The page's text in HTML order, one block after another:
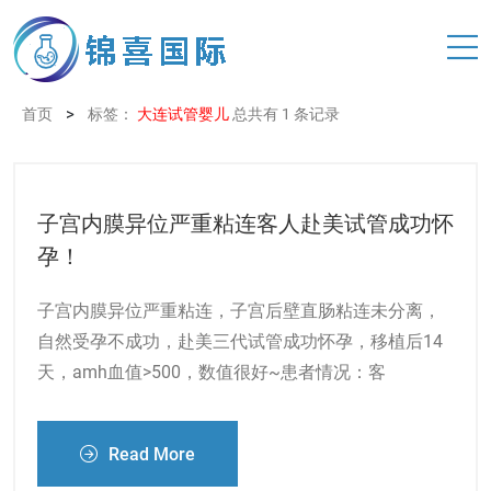
首页 > 标签： 大连试管婴儿 总共有 1 条记录
子宫内膜异位严重粘连客人赴美试管成功怀
孕！
子宫内膜异位严重粘连，子宫后壁直肠粘连未分离，
自然受孕不成功，赴美三代试管成功怀孕，移植后14
天，amh血值>500，数值很好~患者情况：客
Read More